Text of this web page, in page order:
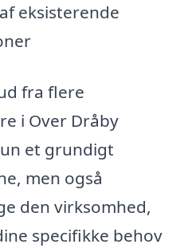
eksisterende
fra flere
i Over Dråby
et grundigt
men også
den virksomhed,
specifikke behov